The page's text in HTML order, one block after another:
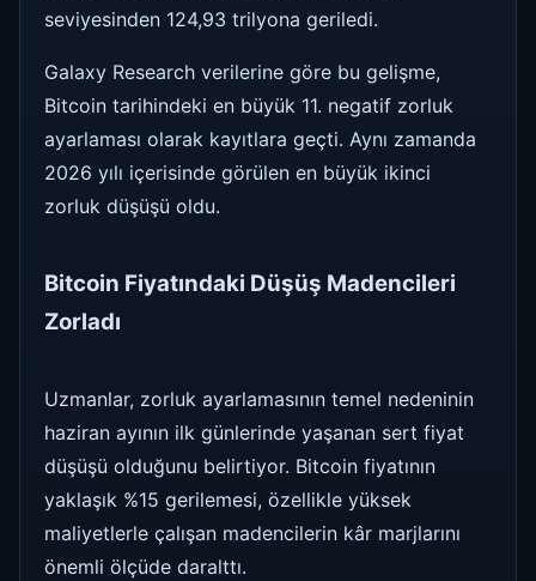
seviyesinden 124,93 trilyona geriledi.
Galaxy Research verilerine göre bu gelişme,
Bitcoin tarihindeki en büyük 11. negatif zorluk
ayarlaması olarak kayıtlara geçti. Aynı zamanda
2026 yılı içerisinde görülen en büyük ikinci
zorluk düşüşü oldu.
Bitcoin Fiyatındaki Düşüş Madencileri
Zorladı
Uzmanlar, zorluk ayarlamasının temel nedeninin
haziran ayının ilk günlerinde yaşanan sert fiyat
düşüşü olduğunu belirtiyor. Bitcoin fiyatının
yaklaşık %15 gerilemesi, özellikle yüksek
maliyetlerle çalışan madencilerin kâr marjlarını
önemli ölçüde daralttı.